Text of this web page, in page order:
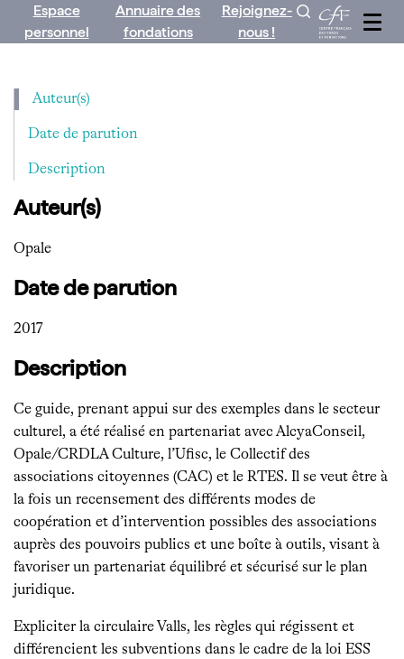
Espace
personnel
Annuaire des
fondations
Rejoignez-
nous !
Auteur(s)
Date de parution
Description
Auteur(s)
Opale
Date de parution
2017
Description
Ce guide, prenant appui sur des exemples dans le secteur
culturel, a été réalisé en partenariat avec AlcyaConseil,
Opale/CRDLA Culture, l’Ufisc, le Collectif des
associations citoyennes (CAC) et le RTES. Il se veut être à
la fois un recensement des différents modes de
coopération et d’intervention possibles des associations
auprès des pouvoirs publics et une boîte à outils, visant à
favoriser un partenariat équilibré et sécurisé sur le plan
juridique.
Expliciter la circulaire Valls, les règles qui régissent et
différencient les subventions dans le cadre de la loi ESS